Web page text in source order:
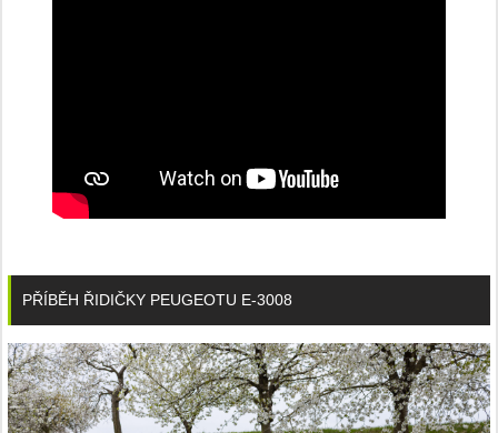
PŘÍBĚH ŘIDIČKY PEUGEOTU E-3008